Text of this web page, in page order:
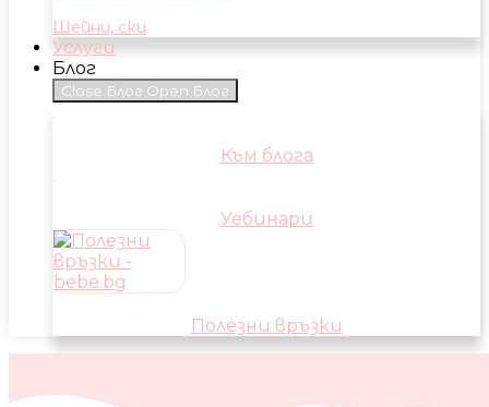
Шейни, ски
Услуги
Блог
Close Блог Open Блог
Към блога
Уебинари
Полезни връзки